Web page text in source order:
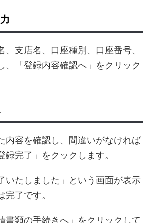
、支店名、口座種別、口座番号、
、「登録内容確認へ」をクリック
内容を確認し、間違いがなければ
録完了」をクックします。
いたしました」という画面が表示
完了です。
書類の手続きへ」をクリックして